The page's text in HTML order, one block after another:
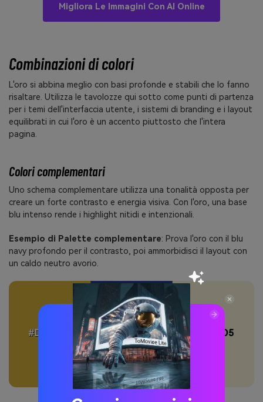
Migliora Le Immagini Con AI Online
Combinazioni di colori
L'oro si abbina meglio con basi profonde e stabili che lo fanno
risaltare. Utilizza le tavolozze qui sotto come punti di partenza
per i temi dell'interfaccia utente, i sistemi di branding e i layout
equilibrati in cui l'oro è un accento piuttosto che l'intera
pagina.
Colori complementari
Uno schema complementare utilizza una tonalità opposta per
creare un forte contrasto e energia visiva. Con l'oro, una base
blu intenso rende i highlight nitidi e intenzionali.
Esempio di Palette complementare: Prova l'oro con il blu
navy profondo per il contrasto, poi ammorbidisci il layout con
un caldo neutro avorio.